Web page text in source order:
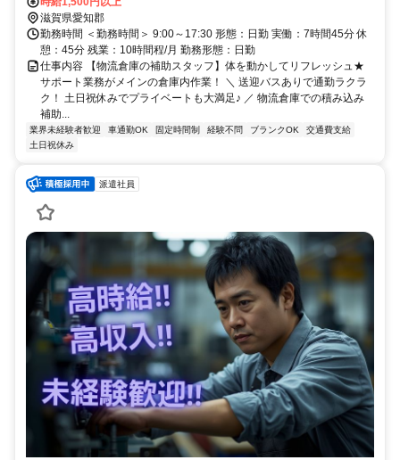
滋賀県愛知郡
勤務時間 ＜勤務時間＞ 9:00～17:30 形態：日勤 実働：7時間45分 休
憩：45分 残業：10時間程/月 勤務形態：日勤
仕事内容 【物流倉庫の補助スタッフ】体を動かしてリフレッシュ★
サポート業務がメインの倉庫内作業！ ＼ 送迎バスありで通勤ラクラ
ク！ 土日祝休みでプライベートも大満足♪ ／ 物流倉庫での積み込み
補助...
業界未経験者歓迎 車通勤OK 固定時間制 経験不問 ブランクOK
交通費支給
土日祝休み
派遣社員